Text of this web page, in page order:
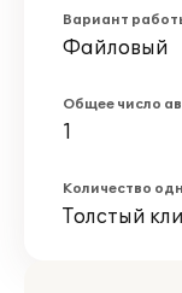
Вариант
Файловый
Общее число
1
Количество
Толстый